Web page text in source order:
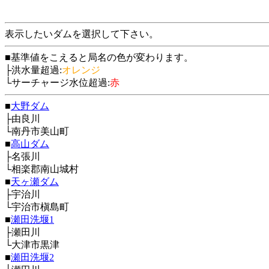
表示したいダムを選択して下さい。
■基準値をこえると局名の色が変わります。
├洪水量超過:オレンジ
└サーチャージ水位超過:赤
■大野ダム
├由良川
└南丹市美山町
■高山ダム
├名張川
└相楽郡南山城村
■天ヶ瀬ダム
├宇治川
└宇治市槇島町
■瀬田洗堰1
├瀬田川
└大津市黒津
■瀬田洗堰2